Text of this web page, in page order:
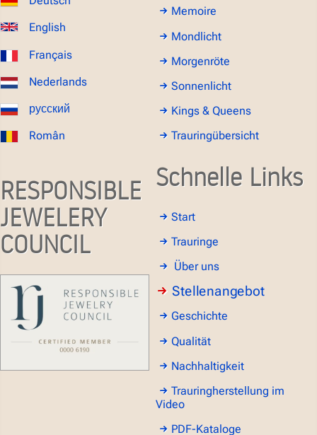
English
Français
Nederlands
русский
Român
RESPONSIBLE
JEWELERY
COUNCIL
Memoire
Mondlicht
Morgenröte
Sonnenlicht
Kings & Queens
Trauringübersicht
Schnelle Links
Start
Trauringe
Über uns
Stellenangebot
Geschichte
Qualität
Nachhaltigkeit
Trauringherstellung im
Video
PDF-Kataloge